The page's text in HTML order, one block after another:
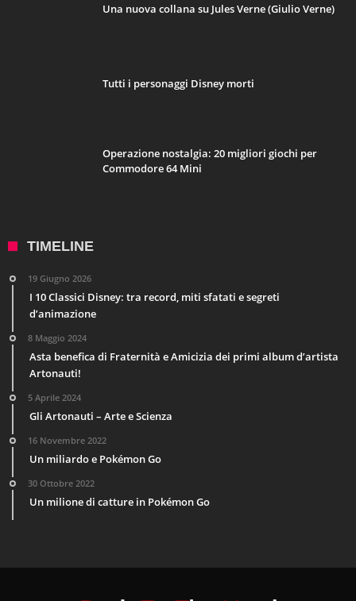
Una nuova collana su Jules Verne (Giulio Verne)
Tutti i personaggi Disney morti
Operazione nostalgia: 20 migliori giochi per
Commodore 64 Mini
TIMELINE
19 Giugno 2026
I 10 Classici Disney: tra record, miti sfatati e segreti
d’animazione
8 Maggio 2024
Asta benefica di Fraternità e Amicizia dei primi album d’artista
Artonauti!
5 Aprile 2024
Gli Artonauti – Arte e Scienza
16 Novembre 2022
Un miliardo e Pokémon Go
30 Ottobre 2022
Un milione di catture in Pokémon Go